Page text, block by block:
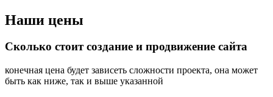
Наши цены
Сколько стоит создание и продвижение сайта
конечная цена будет зависеть сложности проекта, она может
быть как ниже, так и выше указанной